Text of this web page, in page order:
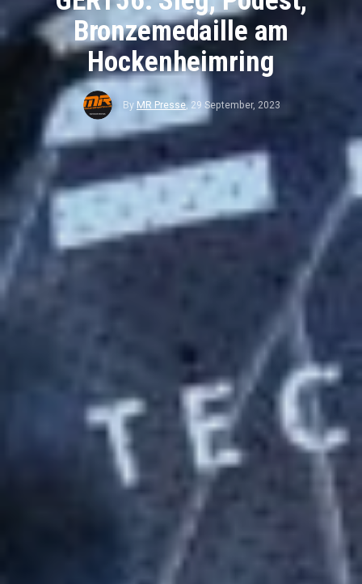
Bronzemedaille am
Hockenheimring
By MR Presse, 29 September, 2023